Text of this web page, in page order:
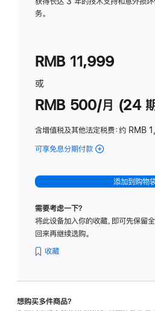
务。
RMB 11,999
或
RMB 500/月 (24
含增值税及其他法定税费：约 RMB
可享免息分期付款 (Studio
-
标
璃
添加到购物
需要考虑一下？
将此设备加入你的收藏，即可先保留
回来再继续选购。
收藏
想购买多件商品？